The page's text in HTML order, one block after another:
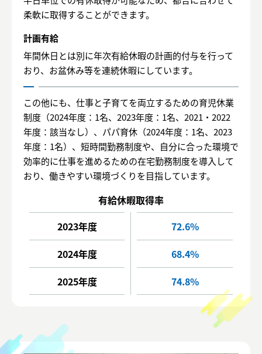
柔軟に取得することができます。
計画有給
年間休日とは別に年次有給休暇の計画的付与を行って
おり、お盆休み等を連続休暇にしています。
この他にも、仕事と子育てを両立するための育児休業
制度（2024年度：1名、2023年度：1名、2021・2022
年度：該当なし）、パパ育休（2024年度：1名、2023
年度：1名）、短時間勤務制度や、自分に合った環境で
効率的に仕事を進めるための在宅勤務制度を導入して
おり、働きやすい環境づくりを目指しています。
2023年度
2024年度
2025年度
72.6%
68.4%
74.8%